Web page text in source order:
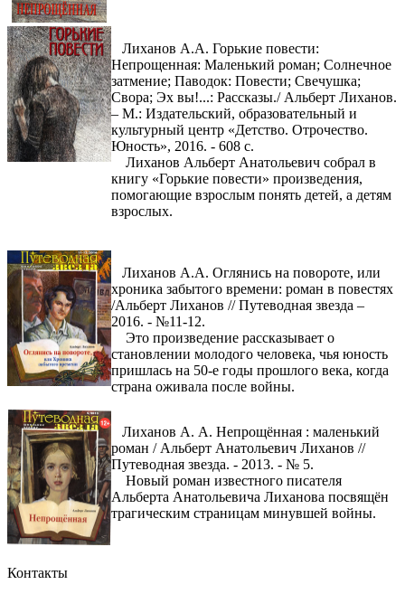
Лиханов А.А. Горькие повести:
Непрощенная: Маленький роман; Солнечное
затмение; Паводок: Повести; Свечушка;
Свора; Эх вы!...: Рассказы./ Альберт Лиханов.
– М.: Издательский, образовательный и
культурный центр «Детство. Отрочество.
Юность», 2016. - 608 с.
Лиханов Альберт Анатольевич собрал в
книгу «Горькие повести» произведения,
помогающие взрослым понять детей, а детям
взрослых.
Лиханов А.А. Оглянись на повороте, или
хроника забытого времени: роман в повестях
/Альберт Лиханов // Путеводная звезда –
2016. - №11-12.
Это произведение рассказывает о
становлении молодого человека, чья юность
пришлась на 50-е годы прошлого века, когда
страна оживала после войны.
Лиханов А. А. Непрощённая : маленький
роман / Альберт Анатольевич Лиханов //
Путеводная звезда. - 2013. - № 5.
Новый роман известного писателя
Альберта Анатольевича Лиханова посвящён
трагическим страницам минувшей войны.
Контакты